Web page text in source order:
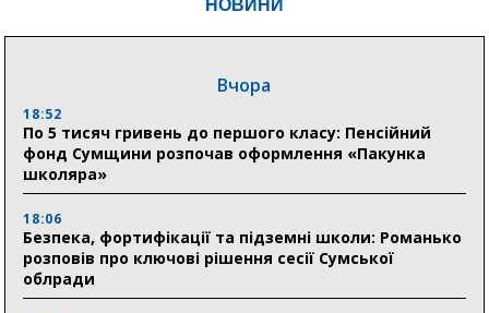
НОВИНИ
Вчора
18:52
По 5 тисяч гривень до першого класу: Пенсійний
фонд Сумщини розпочав оформлення «Пакунка
школяра»
18:06
Безпека, фортифікації та підземні школи: Романько
розповів про ключові рішення сесії Сумської
облради